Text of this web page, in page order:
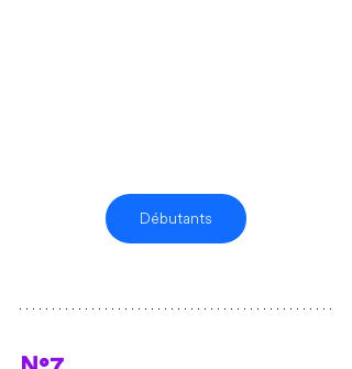
Débutants